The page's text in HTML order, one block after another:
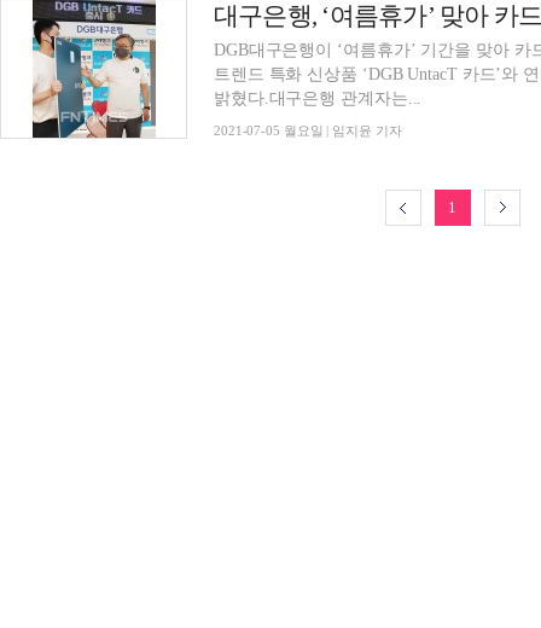
대구은행, ‘여름휴가’ 맞아 카
DGB대구은행이 ‘여름휴가’ 기간을 맞아
트렌드 특화 신상품 ‘DGB UntacT 카드’와
밝혔다.대구은행 관계자는...
2021-07-05 월요일 | 임지윤 기자
1